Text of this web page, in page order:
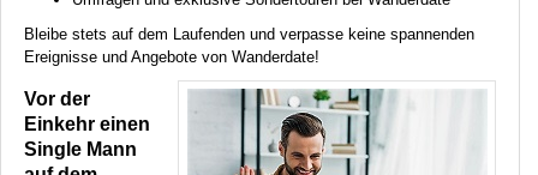
Bleibe stets auf dem Laufenden und verpasse keine spannenden
Ereignisse und Angebote von Wanderdate!
Vor der
Einkehr einen
Single Mann